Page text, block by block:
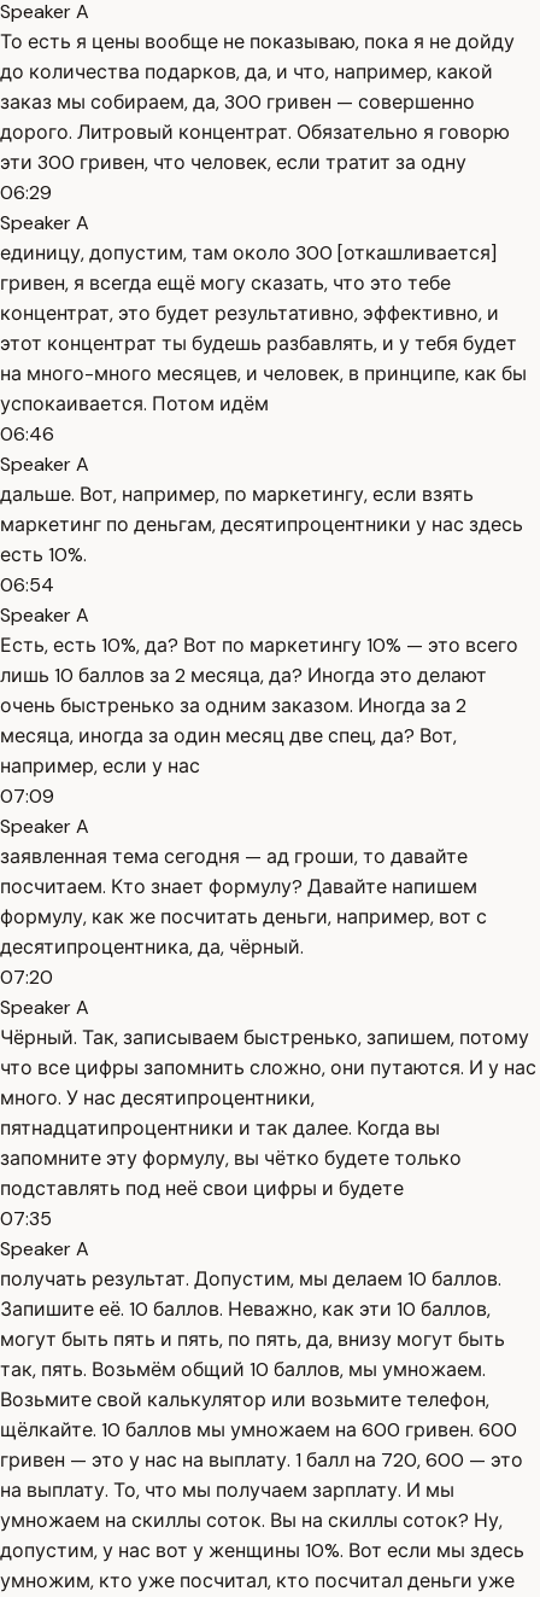
Speaker A
То есть я цены вообще не показываю, пока я не дойду
до количества подарков, да, и что, например, какой
заказ мы собираем, да, 300 гривен — совершенно
дорого. Литровый концентрат. Обязательно я говорю
эти 300 гривен, что человек, если тратит за одну
06:29
Speaker A
единицу, допустим, там около 300 [откашливается]
гривен, я всегда ещё могу сказать, что это тебе
концентрат, это будет результативно, эффективно, и
этот концентрат ты будешь разбавлять, и у тебя будет
на много-много месяцев, и человек, в принципе, как бы
успокаивается. Потом идём
06:46
Speaker A
дальше. Вот, например, по маркетингу, если взять
маркетинг по деньгам, десятипроцентники у нас здесь
есть 10%.
06:54
Speaker A
Есть, есть 10%, да? Вот по маркетингу 10% — это всего
лишь 10 баллов за 2 месяца, да? Иногда это делают
очень быстренько за одним заказом. Иногда за 2
месяца, иногда за один месяц две спец, да? Вот,
например, если у нас
07:09
Speaker A
заявленная тема сегодня — ад гроши, то давайте
посчитаем. Кто знает формулу? Давайте напишем
формулу, как же посчитать деньги, например, вот с
десятипроцентника, да, чёрный.
07:20
Speaker A
Чёрный. Так, записываем быстренько, запишем, потому
что все цифры запомнить сложно, они путаются. И у нас
много. У нас десятипроцентники,
пятнадцатипроцентники и так далее. Когда вы
запомните эту формулу, вы чётко будете только
подставлять под неё свои цифры и будете
07:35
Speaker A
получать результат. Допустим, мы делаем 10 баллов.
Запишите её. 10 баллов. Неважно, как эти 10 баллов,
могут быть пять и пять, по пять, да, внизу могут быть
так, пять. Возьмём общий 10 баллов, мы умножаем.
Возьмите свой калькулятор или возьмите телефон,
щёлкайте. 10 баллов мы умножаем на 600 гривен. 600
гривен — это у нас на выплату. 1 балл на 720, 600 — это
на выплату. То, что мы получаем зарплату. И мы
умножаем на скиллы соток. Вы на скиллы соток? Ну,
допустим, у нас вот у женщины 10%. Вот если мы здесь
умножим, кто уже посчитал, кто посчитал деньги уже